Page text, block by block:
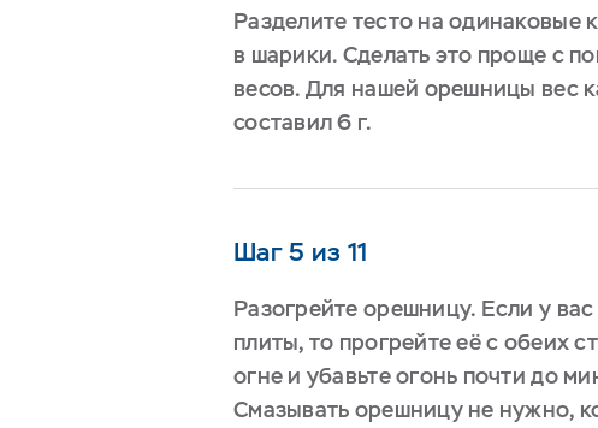
Разделите тесто на одинаковые
в шарики. Сделать это проще с
весов. Для нашей орешницы вес
составил 6 г.
Шаг 5 из 11
Разогрейте орешницу. Если у
плиты, то прогрейте её с обеих
огне и убавьте огонь почти до
Смазывать орешницу не нужно,